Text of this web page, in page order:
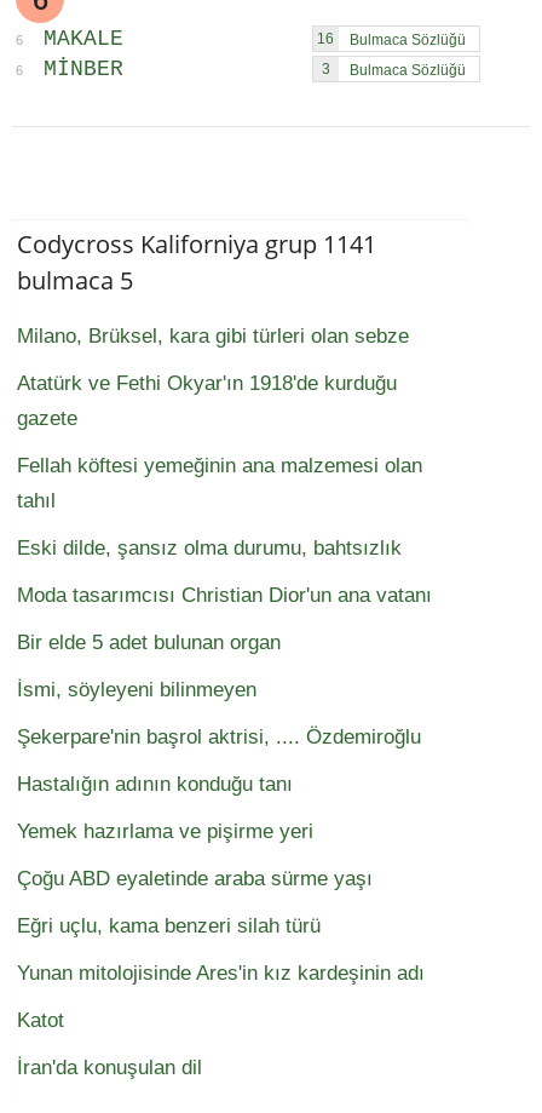
6 MAKALE 16
6 MINBER 3
Codycross Kaliforniya grup 1141
bulmaca 5
Milano, Brüksel, kara gibi türleri olan sebze
Atatürk ve Fethi Okyar'ın 1918'de kurduğu
gazete
Fellah köftesi yemeğinin ana malzemesi olan
tahıl
Eski dilde, şansız olma durumu, bahtsızlık
Moda tasarımcısı Christian Dior'un ana vatanı
Bir elde 5 adet bulunan organ
İsmi, söyleyeni bilinmeyen
Şekerpare'nin başrol aktrisi, .... Özdemiroğlu
Hastalığın adının konduğu tanı
Yemek hazırlama ve pişirme yeri
Çoğu ABD eyaletinde araba sürme yaşı
Eğri uçlu, kama benzeri silah türü
Yunan mitolojisinde Ares'in kız kardeşinin adı
Katot
İran'da konuşulan dil